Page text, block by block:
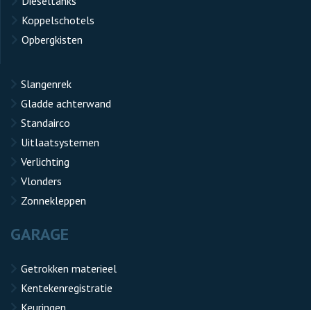
Koppelschotels
Opbergkisten
Slangenrek
Gladde achterwand
Standairco
Uitlaatsystemen
Verlichting
Vlonders
Zonnekleppen
GARAGE
Getrokken materieel
Kentekenregistratie
Keuringen